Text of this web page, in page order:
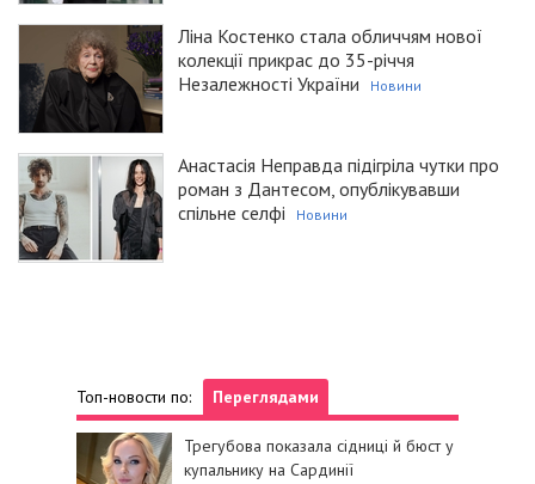
Ліна Костенко стала обличчям нової
колекції прикрас до 35-річчя
Незалежності України
Новини
Анастасія Неправда підігріла чутки про
роман з Дантесом, опублікувавши
спільне селфі
Новини
Топ-новости по: Переглядами
Трегубова показала сідниці й бюст у
купальнику на Сардинії